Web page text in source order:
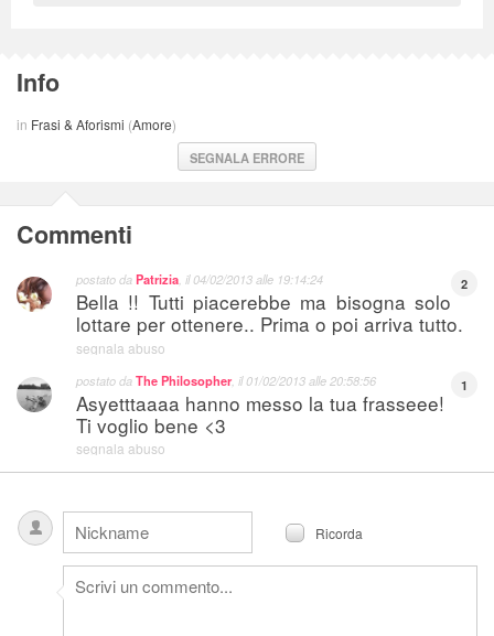
Info
in Frasi & Aforismi (Amore)
SEGNALA ERRORE
Commenti
2
postato daPatrizia, il04/02/2013 alle 19:14:24
Bella !! Tutti piacerebbe ma bisogna solo
lottare per ottenere.. Prima o poi arriva tutto.
segnala abuso
1
postato daThe Philosopher , il01/02/2013 alle 20:58:56
Asyetttaaaa hanno messo la tua frasseee!
Ti voglio bene <3
segnala abuso
Ricorda